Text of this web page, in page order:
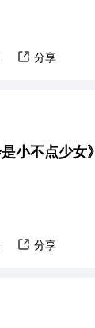
分享
小不点少女》
分享